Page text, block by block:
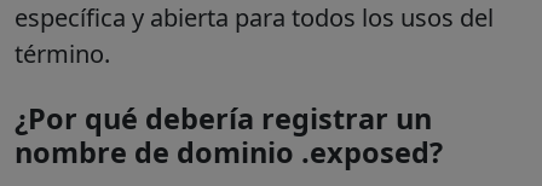
específica y abierta para todos los usos del
término.
¿Por qué debería registrar un
nombre de dominio .exposed?